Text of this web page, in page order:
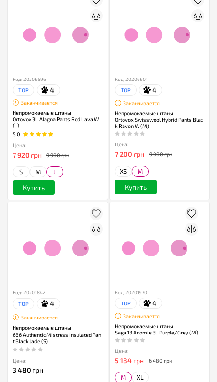
Код: 20206596
TOP 4
Заканчивается
Непромокаемые штаны
Ortovox 3L Alagna Pants Red Lava W
(L)
5.0
Цена:
7 920 грн 9 900 грн
S M L
Купить
Код: 20206601
TOP 4
Заканчивается
Непромокаемые штаны
Ortovox Swisswool Hybrid Pants Blac
k Raven W (M)
Цена:
7 200 грн 9 000 грн
XS M
Купить
Код: 20201842
TOP 4
Заканчивается
Непромокаемые штаны
686 Authentic Mistress Insulated Pan
t Black Jade (S)
Цена:
3 480 грн
Код: 20201970
TOP 4
Заканчивается
Непромокаемые штаны
Saga 13 Anomie 3L Purple/Grey (M)
Цена:
5 184грн 6 480 грн
M XL